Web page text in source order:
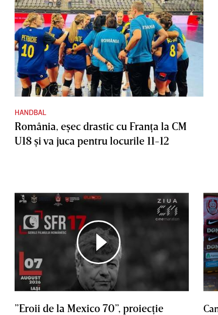
HANDBAL
România, eşec drastic cu Franţa la CM
U18 şi va juca pentru locurile 11-12
”Eroii de la Mexico 70”, proiecţie